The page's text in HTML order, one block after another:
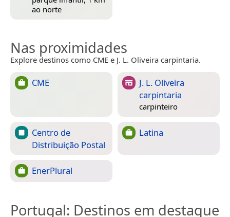
ao norte
Nas proximidades
Explore destinos como CME e J. L. Oliveira carpintaria.
CME
J. L. Oliveira
carpintaria
carpinteiro
Centro de
Distribuição Postal
Latina
EnerPlural
Portugal: Destinos em destaque